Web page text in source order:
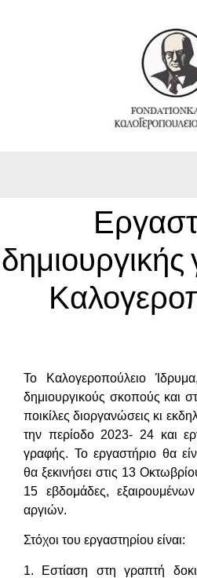
Το Καλογεροπούλειο
δημιουργικούς σκοπούς και
ποικίλες διοργανώσεις κι
την περίοδο 2023- 24 και
γραφής. Το εργαστήριο θα
θα ξεκινήσει στις 13
15 εβδομάδες,
αργιών.
Στόχοι του εργαστηρίου είναι:
1. Εστίαση στη γραπτή